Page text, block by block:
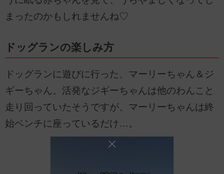
まったのかもしれませんね♡
ドッグランの楽しみ方
ドッグランに遊びに行った、マーリーちゃん＆ジ
ギーちゃん。活発なジギーちゃんは他のわんこと
走り回っていたそうですが、マーリーちゃんは終
始ベンチに座っているだけ…。